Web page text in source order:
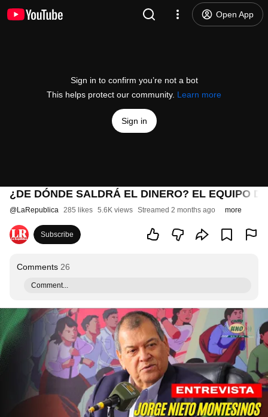
Open App
Sign in to confirm you’re not a bot
This helps protect our community. Learn more
Sign in
¿DE DÓNDE SALDRÁ EL DINERO? EL EQUIPO
@LaRepublica 285 likes 5.6K views Streamed 2 months ago more
Subscribe
Comments 26
Comment...